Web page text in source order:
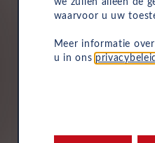
Duurzaam en
bedrijf te helpen over te
waarvoor u uw
Meer informatie
u in ons